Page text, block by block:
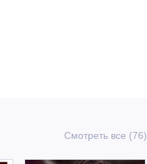
Смотреть все (76)